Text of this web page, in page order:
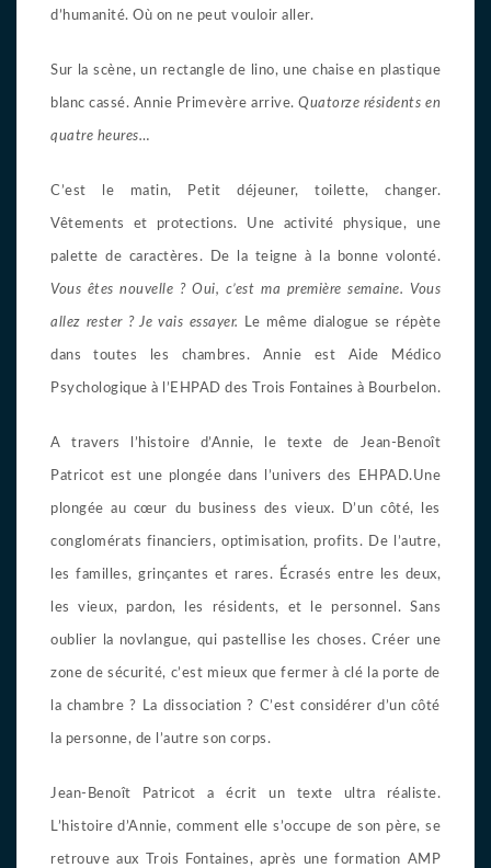
d’humanité. Où on ne peut vouloir aller.
Sur la scène, un rectangle de lino, une chaise en plastique
blanc cassé. Annie Primevère arrive.Quatorze résidents en
quatre heures…
C’est le matin, Petit déjeuner, toilette, changer.
Vêtements et protections. Une activité physique, une
palette de caractères. De la teigne à la bonne volonté.
Vous êtes nouvelle ? Oui, c’est ma première semaine. Vous
allez rester ? Je vais essayer. Le même dialogue se répète
dans toutes les chambres. Annie est Aide Médico
Psychologique à l’EHPAD des Trois Fontaines à Bourbelon.
A travers l’histoire d’Annie, le texte de Jean-Benoît
Patricot est une plongée dans l’univers des EHPAD.Une
plongée au cœur du business des vieux. D’un côté, les
conglomérats financiers, optimisation, profits. De l’autre,
les familles, grinçantes et rares. Écrasés entre les deux,
les vieux, pardon, les résidents, et le personnel. Sans
oublier la novlangue, qui pastellise les choses. Créer une
zone de sécurité, c’est mieux que fermer à clé la porte de
la chambre ? La dissociation ? C’est considérer d’un côté
la personne, de l’autre son corps.
Jean-Benoît Patricot a écrit un texte ultra réaliste.
L’histoire d’Annie, comment elle s’occupe de son père, se
retrouve aux Trois Fontaines, après une formation AMP